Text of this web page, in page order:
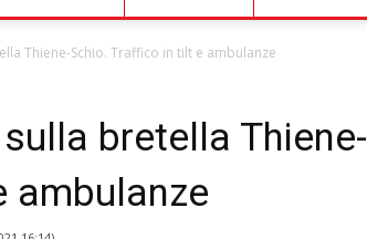
Thiene-Schio. Traffico in tilt e ambulanze
bretella Thiene-
ambulanze